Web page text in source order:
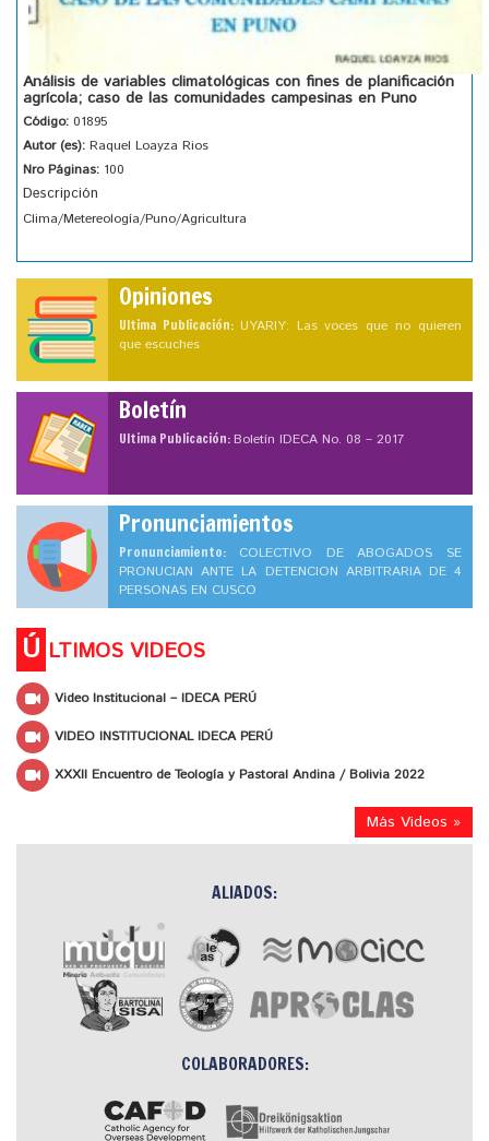
Análisis de variables climatológicas con fines de planificación
agrícola; caso de las comunidades campesinas en Puno
Código: 01895
Autor (es): Raquel Loayza Rios
Nro Páginas: 100
Descripción
Clima/Metereología/Puno/Agricultura
Opiniones
Ultima Publicación: UYARIY: Las voces que no quieren
que escuches
Boletín
Ultima Publicación:Boletín IDECA No. 08 – 2017
Pronunciamientos
Pronunciamiento: COLECTIVO DE ABOGADOS SE
PRONUCIAN ANTE LA DETENCION ARBITRARIA DE 4
PERSONAS EN CUSCO
Ú LTIMOS VIDEOS
Video Institucional – IDECA PERÚ
VIDEO INSTITUCIONAL IDECA PERÚ
XXXII Encuentro de Teología y Pastoral Andina / Bolivia 2022
Más Videos »
ALIADOS:
COLABORADORES: